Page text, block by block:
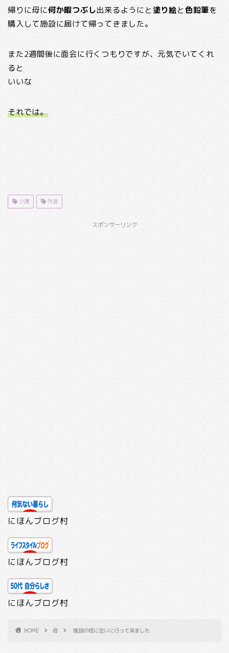
帰りに母に何か暇つぶし出来るようにと塗り絵と色鉛筆を
購入して施設に届けて帰ってきました。
また2週間後に面会に行くつもりですが、元気でいてくれ
ると
いいな
それでは。
介護 外食
スポンサーリンク
にほんブログ村
にほんブログ村
にほんブログ村
HOME 母 施設の母に会いに行って来ました